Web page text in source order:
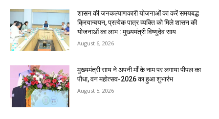
शासन की जनकल्याणकारी योजनाओं का करें समयबद्ध
क्रियान्वयन, प्रत्येक पात्र व्यक्ति को मिले शासन की
योजनाओं का लाभ : मुख्यमंत्री विष्णुदेव साय
August 6, 2026
मुख्यमंत्री साय ने अपनी माँ के नाम पर लगाया पीपल का
पौधा, वन महोत्सव-2026 का हुआ शुभारंभ
August 5, 2026